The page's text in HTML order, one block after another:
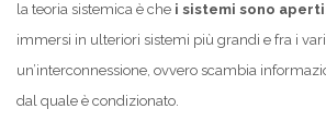
la teoria sistemica è che i sistemi sono aperti
immersi in ulteriori sistemi più grandi e fra i
un’interconnessione, ovvero scambia
dal quale è condizionato.